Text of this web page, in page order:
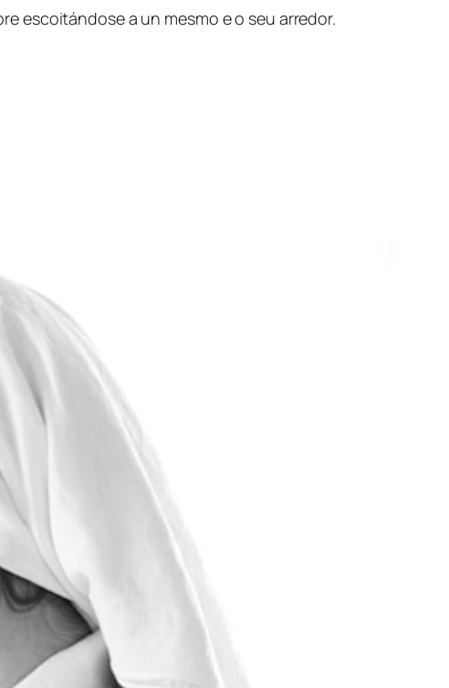
escoitándose a un mesmo e o seu arredor.